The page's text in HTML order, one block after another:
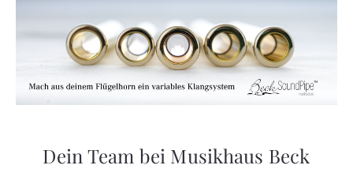
Dein Team bei Musikhaus Beck